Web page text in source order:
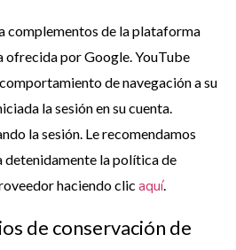
complementos de la plataforma
ofrecida por Google. YouTube
de navegación a su
la sesión en su cuenta.
la sesión. Le recomendamos
detenidamente la política de
haciendo clic aquí.
de conservación de